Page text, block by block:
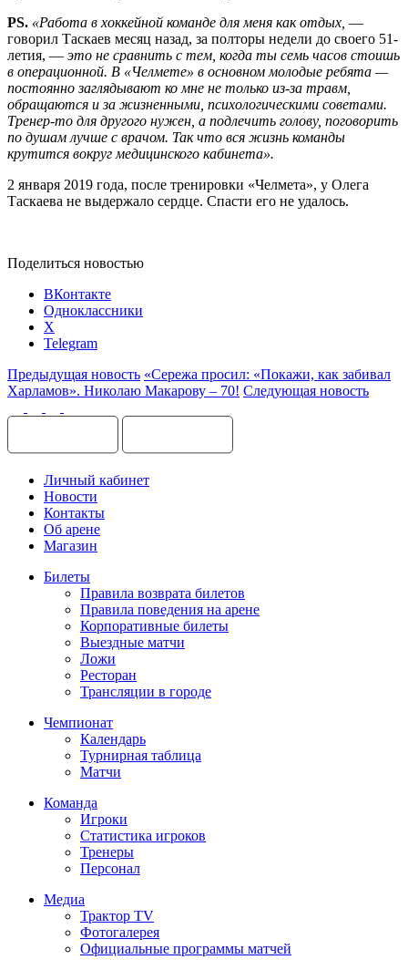
PS. «Работа в хоккейной команде для меня как отдых, —
говорил Таскаев месяц назад, за полторы недели до своего 51-
летия, — это не сравнить с тем, когда ты семь часов стоишь
в операционной. В «Челмете» в основном молодые ребята —
постоянно заглядывают ко мне не только из-за травм,
обращаются и за жизненными, психологическими советами.
Тренер-то для другого нужен, а подлечить голову, поговорить
по душам лучше с врачом. Так что вся жизнь команды
крутится вокруг медицинского кабинета».
2 января 2019 года, после тренировки «Челмета», у Олега
Таскаева не выдержало сердце. Спасти его не удалось.
Поделиться новостью
ВКонтакте
Одноклассники
X
Telegram
Предыдущая новость «Сережа просил: «Покажи, как забивал
Харламов». Николаю Макарову – 70! Следующая новость
Личный кабинет
Новости
Контакты
Об арене
Магазин
Билеты
Правила возврата билетов
Правила поведения на арене
Корпоративные билеты
Выездные матчи
Ложи
Ресторан
Трансляции в городе
Чемпионат
Календарь
Турнирная таблица
Матчи
Команда
Игроки
Статистика игроков
Тренеры
Персонал
Медиа
Трактор TV
Фотогалерея
Официальные программы матчей